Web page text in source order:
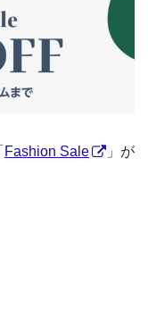
Fashion Sale
」が